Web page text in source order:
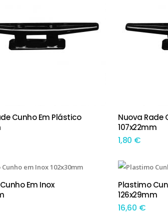
Cunho Em Plástico
TEM
Nuova Rade
107x22mm
1,80 €
Em Inox
Plastimo
126x29mm
16,60 €